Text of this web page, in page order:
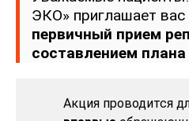
ЭКО» приглашает вас
первичный прием
составлением плана
Акция проводится